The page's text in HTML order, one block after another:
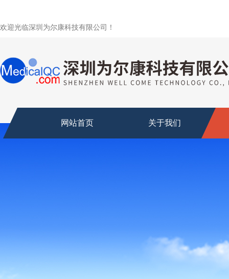
欢迎光临深圳为尔康科技有限公司！
网站首页 关于我们